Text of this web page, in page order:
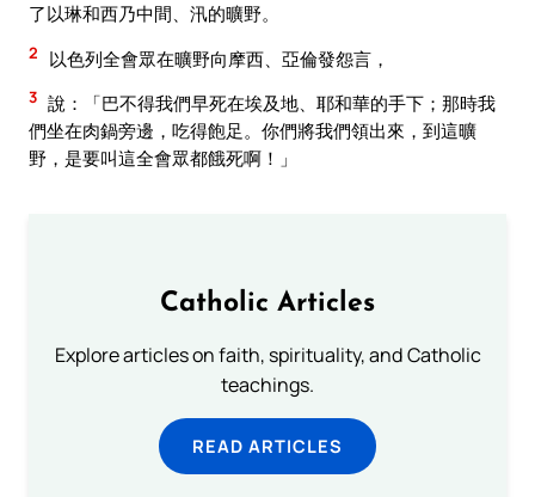
了以琳和西乃中間、汛的曠野。
2 以色列全會眾在曠野向摩西、亞倫發怨言，
3 說：「巴不得我們早死在埃及地、耶和華的手下；那時我
們坐在肉鍋旁邊，吃得飽足。你們將我們領出來，到這曠
野，是要叫這全會眾都餓死啊！」
Catholic Articles
Explore articles on faith, spirituality, and Catholic
teachings.
READ ARTICLES